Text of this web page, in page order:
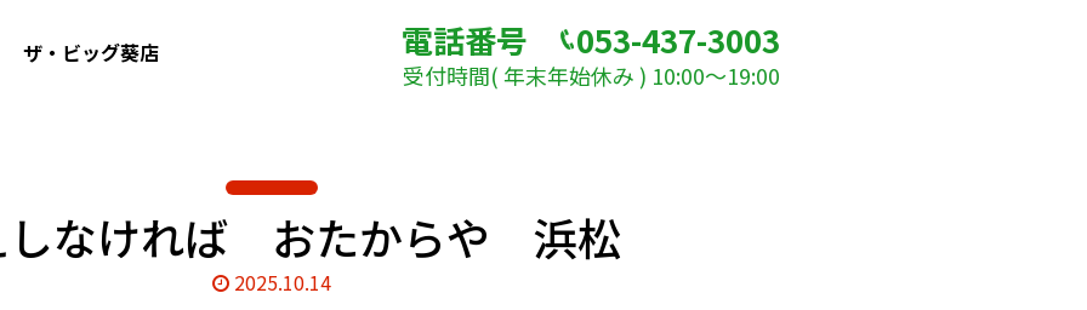
ザ・ビッグ葵店 電話番号 053-437-3003
受付時間( 年末年始休み ) 10:00～19:00
しなければ おたからや 浜松
2025.10.14